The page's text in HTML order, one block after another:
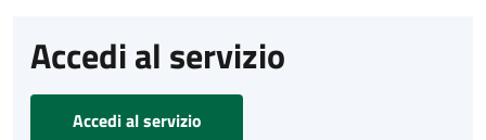
Accedi al servizio
Accedi al servizio